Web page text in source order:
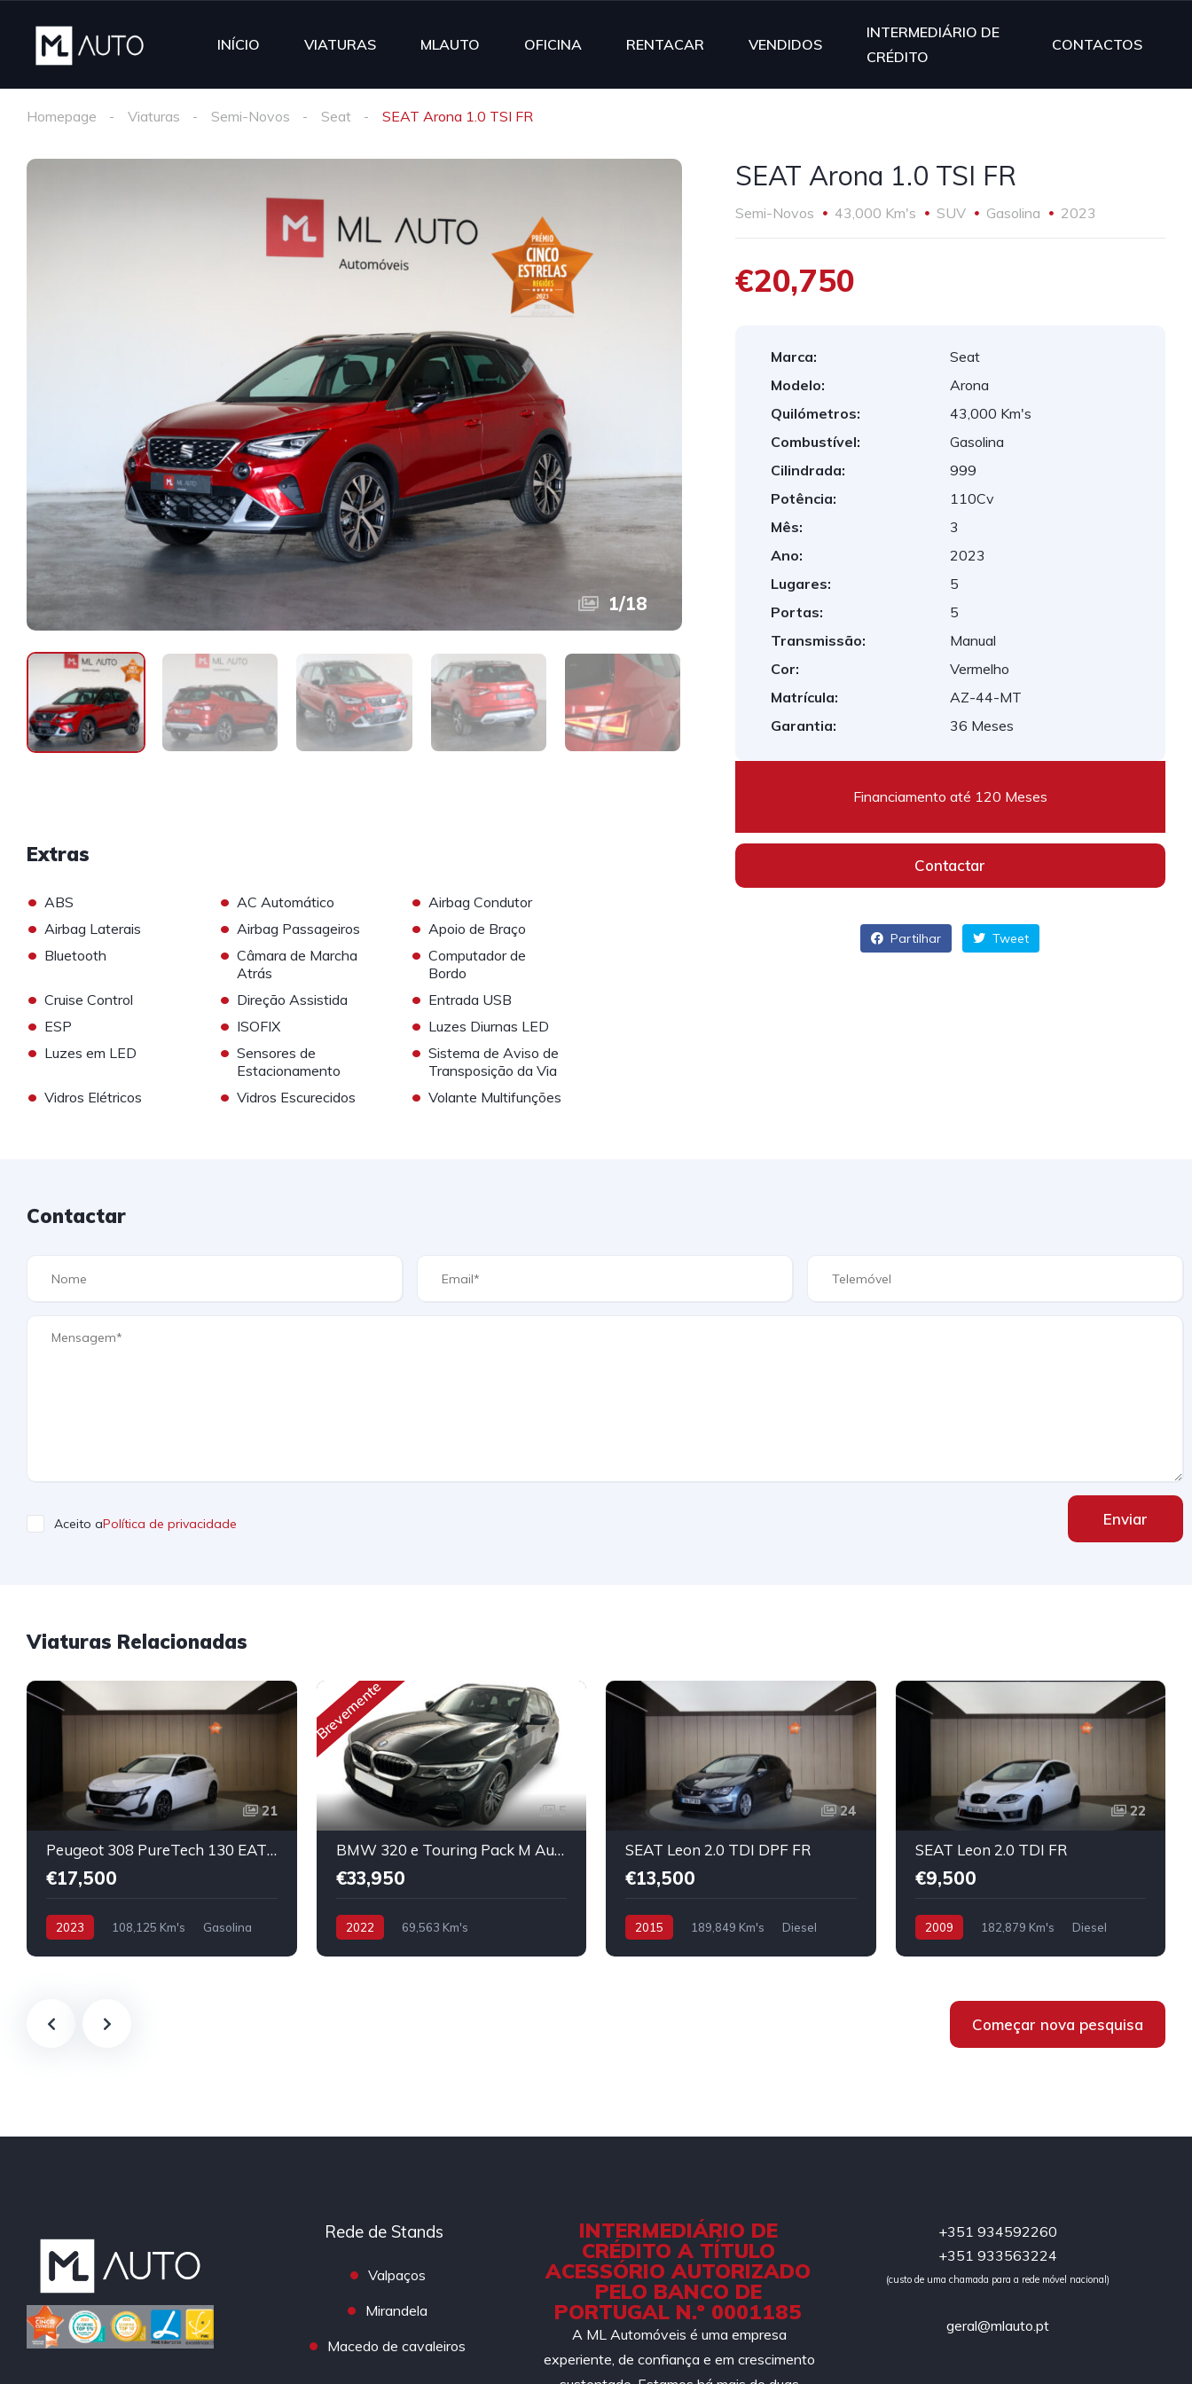
INÍCIO VIATURAS MLAUTO OFICINA RENTACAR VENDIDOS
INTERMEDIÁRIO DE
CRÉDITO
CONTACTOS
Homepage Viaturas Semi-Novos Seat SEAT Arona 1.0 TSI FR
1/18
Extras
• ABS • AC Automático • Airbag Condutor
• Airbag Laterais • Airbag Passageiros • Apoio de Braço
• Bluetooth • Câmara de Marcha
Atrás
• Computador de
Bordo
• Cruise Control • Direção Assistida • Entrada USB
• ESP • ISOFIX • Luzes Diurnas LED
• Luzes em LED • Sensores de
Estacionamento
• Sistema de Aviso de
Transposição da Via
• Vidros Elétricos • Vidros Escurecidos • Volante Multifunções
SEAT Arona 1.0 TSI FR
Semi-Novos 43,000 Km's SUV Gasolina 2023
€20,750
Marca:
Seat
Modelo:
Arona
Quilómetros:
43,000 Km's
Combustível:
Gasolina
Cilindrada:
999
Potência:
110Cv
Mês:
3
Ano:
2023
Lugares:
5
Portas:
5
Transmissão:
Manual
Cor:
Vermelho
Matrícula:
AZ-44-MT
Garantia:
36 Meses
Financiamento até 120 Meses
Contactar
Partilhar Tweet
Contactar
Aceito aPolítica de privacidade Enviar
Viaturas Relacionadas
21
Peugeot 308 PureTech 130 EAT8 Allure Pack
€17,500
2023 108,125 Km's Gasolina
Brevemente
5
BMW 320 e Touring Pack M Auto
€33,950
2022
69,563 Km's
24
SEAT Leon 2.0 TDI DPF FR
€13,500
2015 189,849 Km's Diesel
22
SEAT Leon 2.0 TDI FR
€9,500
2009 182,879 Km's Diesel
Começar nova pesquisa
Rede de Stands
Valpaços
Mirandela
Macedo de cavaleiros
INTERMEDIÁRIO DE
CRÉDITO A TÍTULO
ACESSÓRIO AUTORIZADO
PELO BANCO DE
PORTUGAL N.º 0001185
A ML Automóveis é uma empresa
experiente, de confiança e em crescimento
+351 934592260
+351 933563224
(custo de uma chamada para a rede móvel nacional)
geral@mlauto.pt